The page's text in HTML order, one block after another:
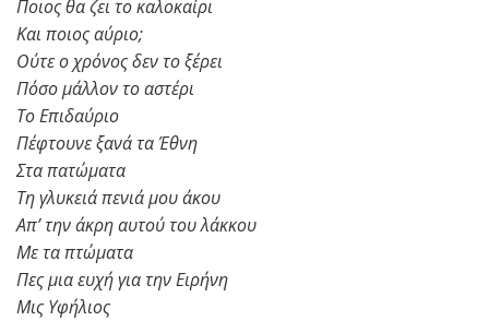
Ποιος θα ζει το καλοκαίρι
Και ποιος αύριο;
Ούτε ο χρόνος δεν το ξέρει
Πόσο μάλλον το αστέρι
Το Επιδαύριο
Πέφτουνε ξανά τα Έθνη
Στα πατώματα
Τη γλυκειά πενιά μου άκου
Απ’ την άκρη αυτού του λάκκου
Με τα πτώματα
Πες μια ευχή για την Ειρήνη
Μις Υφήλιος